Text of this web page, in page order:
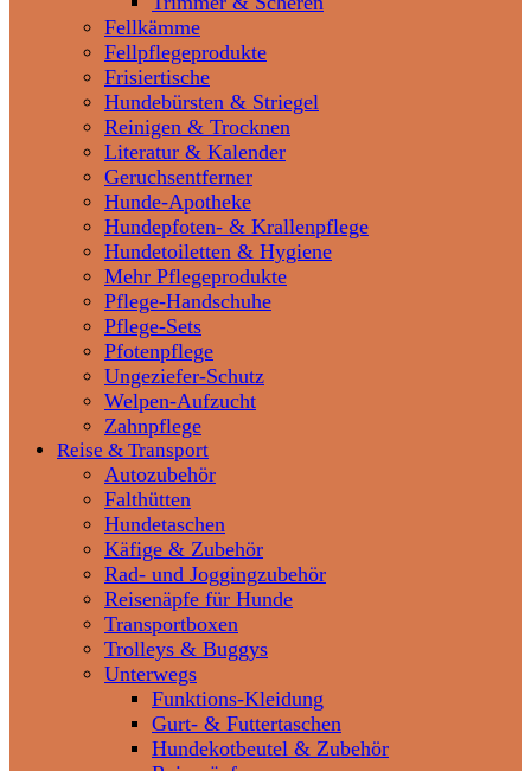
Fellkämme
Fellpflegeprodukte
Frisiertische
Hundebürsten & Striegel
Reinigen & Trocknen
Literatur & Kalender
Geruchsentferner
Hunde-Apotheke
Hundepfoten- & Krallenpflege
Hundetoiletten & Hygiene
Mehr Pflegeprodukte
Pflege-Handschuhe
Pflege-Sets
Pfotenpflege
Ungeziefer-Schutz
Welpen-Aufzucht
Zahnpflege
Reise & Transport
Autozubehör
Falthütten
Hundetaschen
Käfige & Zubehör
Rad- und Joggingzubehör
Reisenäpfe für Hunde
Transportboxen
Trolleys & Buggys
Unterwegs
Funktions-Kleidung
Gurt- & Futtertaschen
Hundekotbeutel & Zubehör